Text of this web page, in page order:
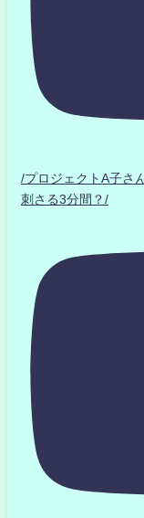
/プロジェクトA子
刺さる3分間？/